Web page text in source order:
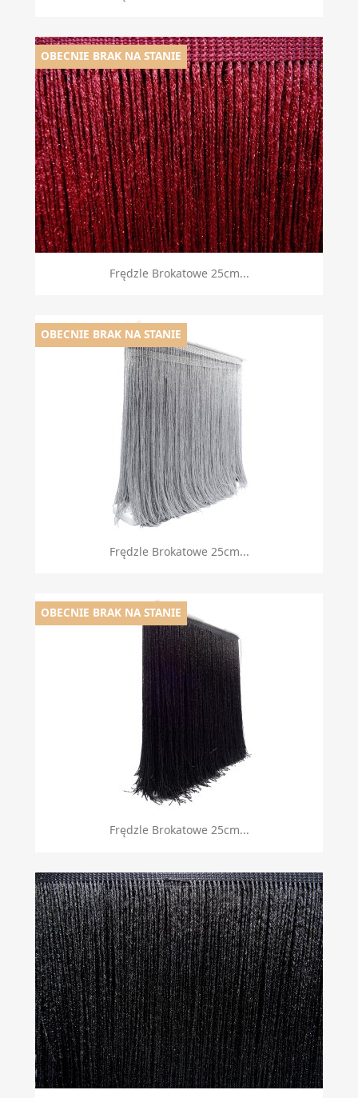
Frędzle Brokatowe 25cm...
OBECNIE BRAK NA STANIE
Frędzle Brokatowe 25cm...
OBECNIE BRAK NA STANIE
Frędzle Brokatowe 25cm...
OBECNIE BRAK NA STANIE